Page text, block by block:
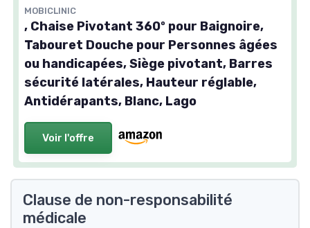
MOBICLINIC
, Chaise Pivotant 360º pour Baignoire,
Tabouret Douche pour Personnes âgées
ou handicapées, Siège pivotant, Barres
sécurité latérales, Hauteur réglable,
Antidérapants, Blanc, Lago
Voir l'offre
Clause de non-responsabilité
médicale